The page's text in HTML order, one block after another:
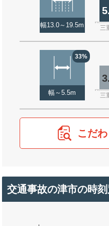
幅13.0～19.5m 三
33%
幅～5.5m 三
こだ
交通事故の津市の時